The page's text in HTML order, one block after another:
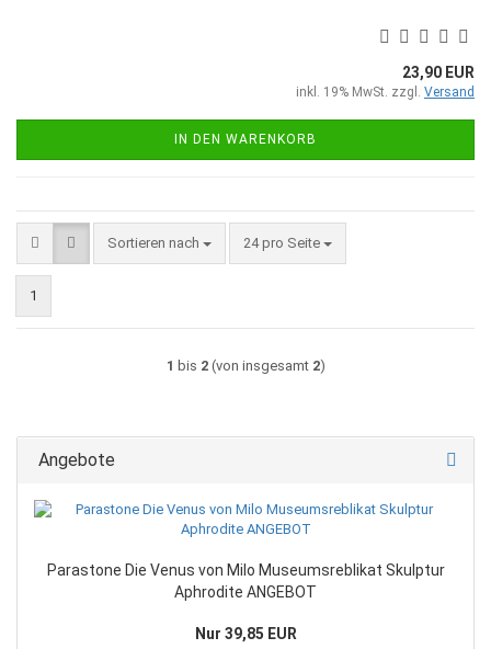
23,90 EUR
inkl. 19% MwSt. zzgl. Versand
IN DEN WARENKORB
Sortieren nach
Sortieren nach 24 pro Seite
pro Seite
1
1 bis 2(von insgesamt 2)
Angebote
Parastone Die Venus von Milo Museumsreblikat Skulptur
Aphrodite ANGEBOT
Nur 39,85 EUR